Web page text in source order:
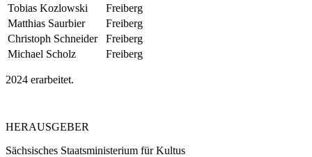
Tobias Kozlowski
Freiberg
Matthias Saurbier
Freiberg
Christoph Schneider
Freiberg
Michael Scholz
Freiberg
2024 erarbeitet.
HERAUSGEBER
Sächsisches Staatsministerium für Kultus